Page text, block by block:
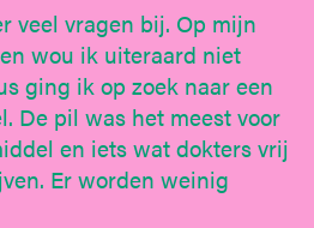
veel vragen bij. Op mijn
wou ik uiteraard niet
ging ik op zoek naar een
De pil was het meest voor
en iets wat dokters vrij
Er worden weinig